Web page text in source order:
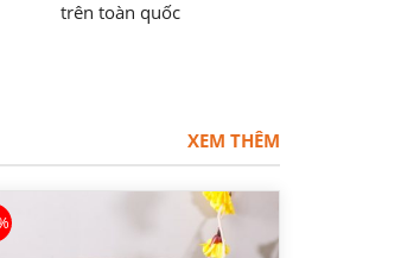
trên toàn quốc
XEM THÊM